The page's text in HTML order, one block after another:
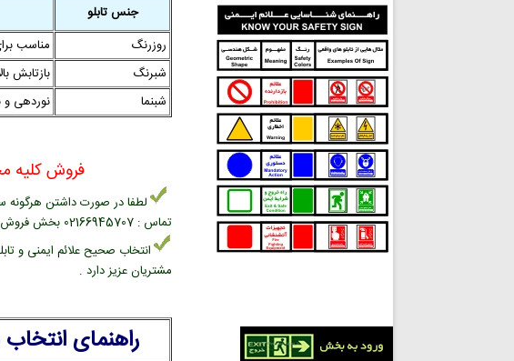
جنس تابلو
روزرنگ
مناسب
شبرنگ
بازتابش
شبنما
نوردهی و
فروش کلیه
لطفا در صورت داشتن هرگونه
تماس : 02166945707 بخش فروش علائم ایمنی
انتخاب صحیح علائم ایمنی و
مشتریان عزیز دارد .
راهنمای